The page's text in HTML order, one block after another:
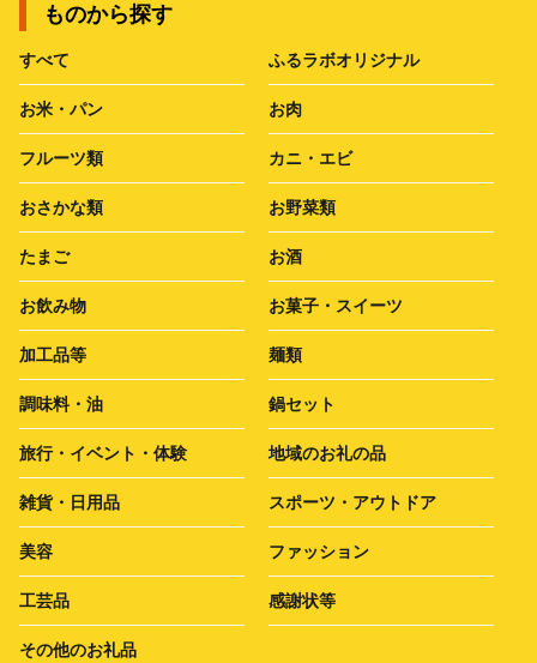
ものから探す
すべて ふるラボオリジナル
お米・パン お肉
フルーツ類 カニ・エビ
おさかな類 お野菜類
たまご お酒
お飲み物 お菓子・スイーツ
加工品等 麺類
調味料・油 鍋セット
旅行・イベント・体験 地域のお礼の品
雑貨・日用品 スポーツ・アウトドア
美容 ファッション
工芸品 感謝状等
その他のお礼品